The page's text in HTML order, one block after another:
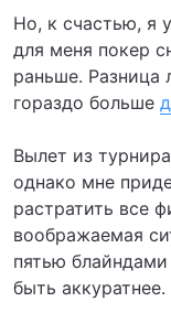
Но, к счастью, я
для меня покер
раньше. Разница
гораздо больше
Вылет из
однако мне
растратить все
воображаемая
пятью
быть аккуратнее.